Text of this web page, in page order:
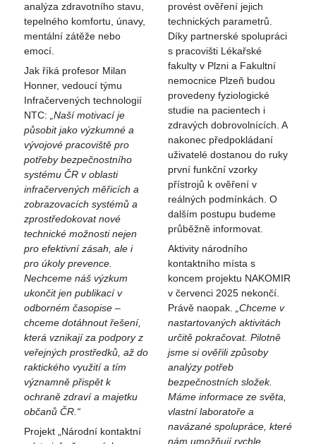
analýza zdravotního stavu,
tepelného komfortu, únavy,
mentální zátěže nebo
emocí.
Jak říká profesor Milan
Honner, vedoucí týmu
Infračervených technologií
NTC:
„Naší motivací je
působit jako výzkumné a
vývojové pracoviště pro
potřeby bezpečnostního
systému ČR v oblasti
infračervených měřicích a
zobrazovacích systémů a
zprostředokovat nové
technické možnosti nejen
pro efektivní zásah, ale i
pro úkoly prevence.
Nechceme náš výzkum
ukončit jen publikací v
odborném časopise –
chceme dotáhnout řešení,
která vznikají za podpory z
veřejných prostředků, až do
raktického využití a tím
významně přispět k
ochraně zdraví a majetku
občanů ČR.“
Projekt „Národní kontaktní
provést ověření jejich
technických parametrů.
Díky partnerské spolupráci
s pracovišti Lékařské
fakulty v Plzni a Fakultní
nemocnice Plzeň budou
provedeny fyziologické
studie na pacientech i
zdravých dobrovolnících. A
nakonec předpokládaní
uživatelé dostanou do ruky
první funkční vzorky
přístrojů k ověření v
reálných podmínkách. O
dalším postupu budeme
průběžně informovat.
Aktivity národního
kontaktního místa s
koncem projektu NAKOMIR
v červenci 2025 nekončí.
Právě naopak.
„Chceme v
nastartovaných aktivitách
určitě pokračovat. Pilotně
jsme si ověřili způsoby
analýzy potřeb
bezpečnostních složek.
Máme informace ze světa,
vlastní laboratoře a
navázané spolupráce, které
nám umožňují rychle